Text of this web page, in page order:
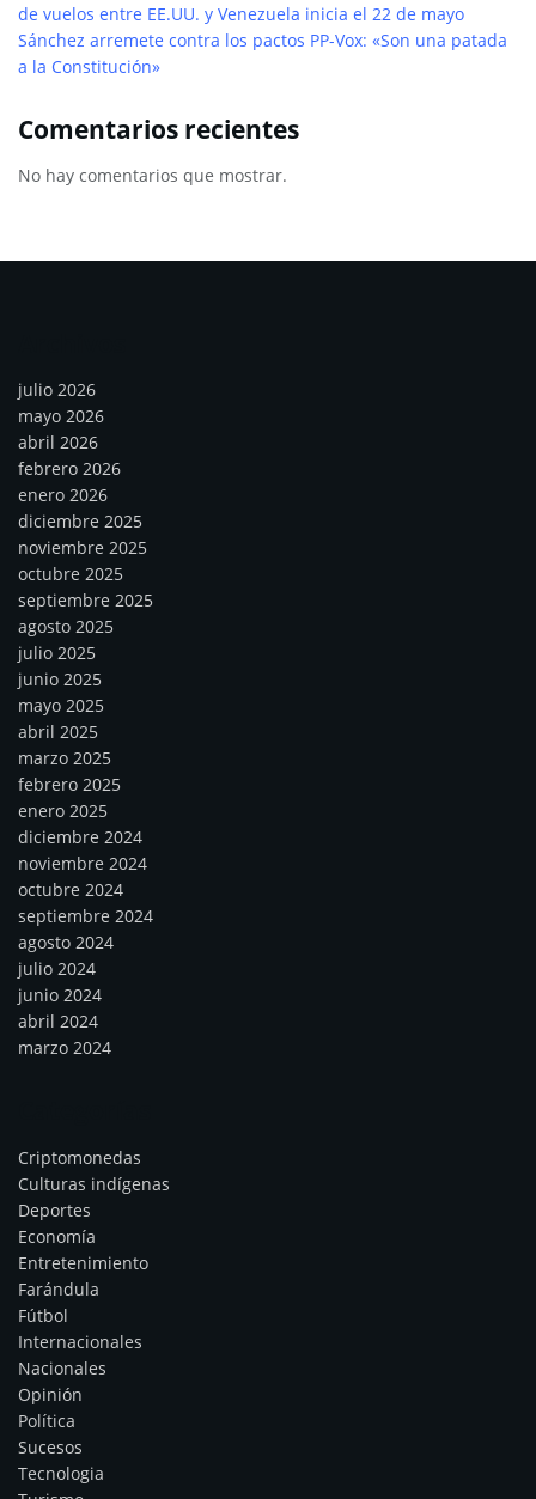
de vuelos entre EE.UU. y Venezuela inicia el 22 de mayo
Sánchez arremete contra los pactos PP-Vox: «Son una patada
a la Constitución»
Comentarios recientes
No hay comentarios que mostrar.
julio 2026
mayo 2026
abril 2026
febrero 2026
enero 2026
diciembre 2025
noviembre 2025
octubre 2025
septiembre 2025
agosto 2025
julio 2025
junio 2025
mayo 2025
abril 2025
marzo 2025
febrero 2025
enero 2025
diciembre 2024
noviembre 2024
octubre 2024
septiembre 2024
agosto 2024
julio 2024
junio 2024
abril 2024
marzo 2024
Criptomonedas
Culturas indígenas
Deportes
Economía
Entretenimiento
Farándula
Fútbol
Internacionales
Nacionales
Opinión
Política
Sucesos
Tecnologia